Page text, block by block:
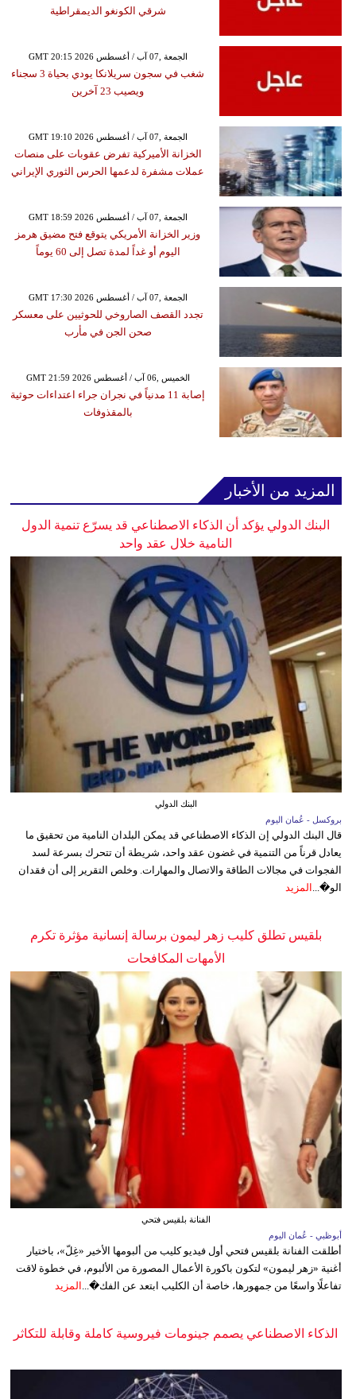
شرقي الكونغو الديمقراطية
GMT 20:15 2026 الجمعة ,07 آب / أغسطس
شغب في سجون سريلانكا يودي بحياة 3 سجناء
ويصيب 23 آخرين
GMT 19:10 2026 الجمعة ,07 آب / أغسطس
الخزانة الأميركية تفرض عقوبات على منصات
عملات مشفرة لدعمها الحرس الثوري الإيراني
GMT 18:59 2026 الجمعة ,07 آب / أغسطس
وزير الخزانة الأمريكي يتوقع فتح مضيق هرمز
اليوم أو غداً لمدة تصل إلى 60 يوماً
GMT 17:30 2026 الجمعة ,07 آب / أغسطس
تجدد القصف الصاروخي للحوثيين على معسكر
صحن الجن في مأرب
GMT 21:59 2026 الخميس ,06 آب / أغسطس
إصابة 11 مدنياً في نجران جراء اعتداءات حوثية
بالمقذوفات
المزيد من الأخبار
البنك الدولي يؤكد أن الذكاء الاصطناعي قد يسرّع تنمية الدول
النامية خلال عقد واحد
البنك الدولي
بروكسل - عُمان اليوم
قال البنك الدولي إن الذكاء الاصطناعي قد يمكن البلدان النامية من تحقيق ما
يعادل قرناً من التنمية في غضون عقد واحد، شريطة أن تتحرك بسرعة لسد
الفجوات في مجالات الطاقة والاتصال والمهارات. وخلص التقرير إلى أن فقدان
الو�... المزيد
بلقيس تطلق كليب زهر ليمون برسالة إنسانية مؤثرة تكرم
الأمهات المكافحات
الفنانة بلقيس فتحي
أبوظبي - عُمان اليوم
أطلقت الفنانة بلقيس فتحي أول فيديو كليب من ألبومها الأخير «غِلّ»، باختيار
أغنية «زهر ليمون» لتكون باكورة الأعمال المصورة من الألبوم، في خطوة لاقت
تفاعلًا واسعًا من جمهورها، خاصة أن الكليب ابتعد عن الفك�... المزيد
الذكاء الاصطناعي يصمم جينومات فيروسية كاملة وقابلة للتكاثر